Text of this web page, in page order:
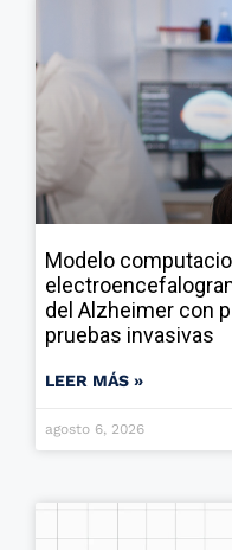
Modelo
del Alzheimer con
pruebas invasivas
LEER MÁS »
agosto 6, 2026